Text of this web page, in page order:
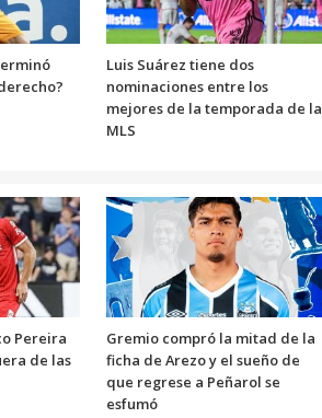
Luis Suárez tiene dos
nominaciones entre los
mejores de la temporada de la
MLS
Pereira
de las
Gremio compró la mitad de la
ficha de Arezo y el sueño de
que regrese a Peñarol se
esfumó